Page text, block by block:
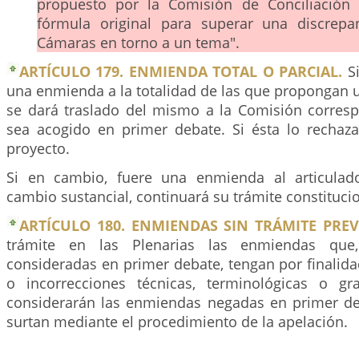
propuesto por la Comisión de
fórmula original para superar una
Cámaras en torno a un tema".
ARTÍCULO 179. ENMIENDA TOTAL O PARCIAL.
una enmienda a la totalidad de las que propongan
se dará traslado del mismo a la Comisión
sea acogido en primer debate. Si ésta lo
proyecto.
Si en cambio, fuere una enmienda al
cambio sustancial, continuará su trámite
ARTÍCULO 180. ENMIENDAS SIN TRÁMITE
trámite en las Plenarias las enmiendas
consideradas en primer debate, tengan por
o incorrecciones técnicas, terminológicas o
considerarán las enmiendas negadas en primer
surtan mediante el procedimiento de la apelación.